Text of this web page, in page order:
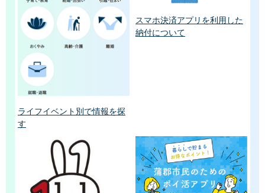
ライフイベント別で情報を探
す
スマホ決済アプリを利用した
納付について